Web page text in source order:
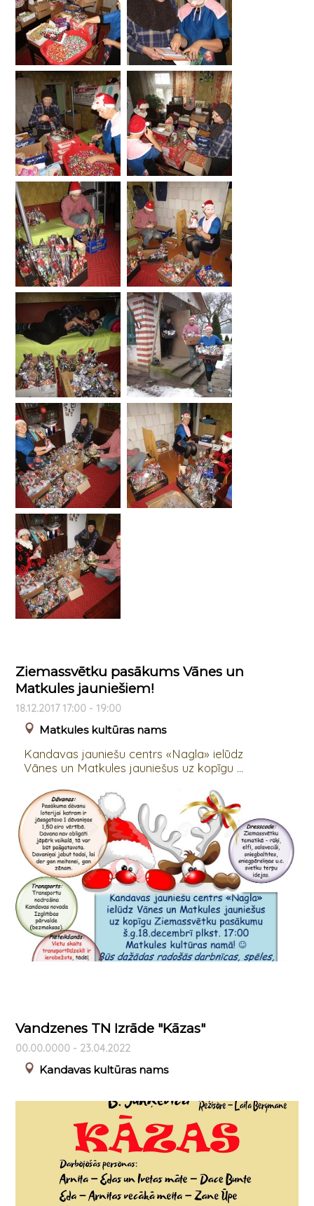
Ziemassvētku pasākums Vānes un
Matkules jauniešiem!
18.12.2017 17:00 - 19:00
Matkules kultūras nams
Kandavas jauniešu centrs «Nagla» ielūdz
Vānes un Matkules jauniešus uz kopīgu ...
Vandzenes TN Izrāde "Kāzas"
00.00.0000 - 23.04.2022
Kandavas kultūras nams